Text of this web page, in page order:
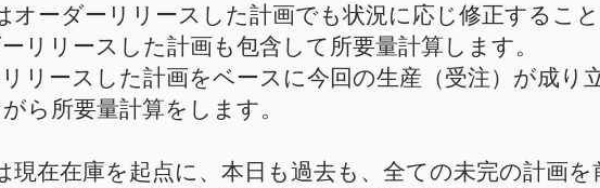
オーダーリリースした計画でも状況に応じ修正するこ
リリースした計画も包含して所要量計算します。
リースした計画をベースに今回の生産（受注）が成り
ら所要量計算をします。
現在在庫を起点に、本日も過去も、全ての未完の計画